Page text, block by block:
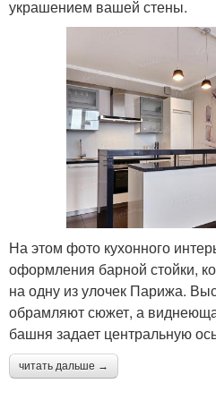
украшением вашей стены.
На этом фото кухонного
оформления барной стойки,
на одну из улочек Парижа.
обрамляют сюжет, а
башня задает центральную
читать дальше →